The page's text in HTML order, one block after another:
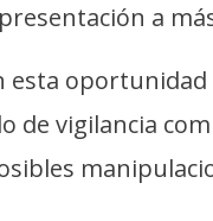
a
esta oportunidad
vigilancia